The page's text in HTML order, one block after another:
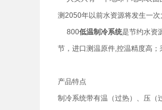
测2050年以前水资源将发生一
800低温制冷系统是节约水资
节，进口测温原件,控温精度高
产品特点
制冷系统带有温（过热）、压（